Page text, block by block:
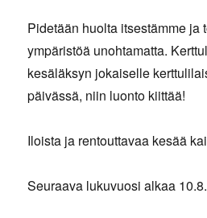
Pidetään huolta itsestämme ja
ympäristöä unohtamatta.
kesäläksyn jokaiselle
päivässä, niin luonto kiittää!
Iloista ja rentouttavaa kesää
Seuraava lukuvuosi alkaa 10.8.